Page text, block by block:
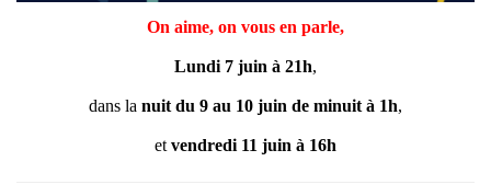
On aime, on vous en parle,
Lundi 7 juin à 21h,
dans la nuit du 9 au 10 juin de minuit à 1h,
et vendredi 11 juin à 16h